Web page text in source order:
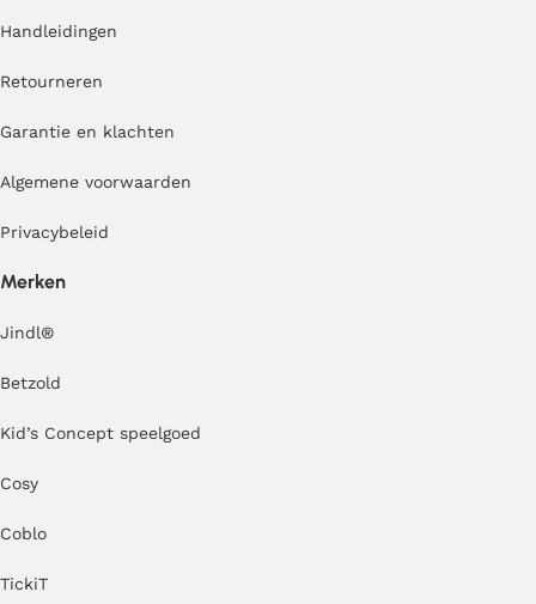
Handleidingen
Retourneren
Garantie en klachten
Algemene voorwaarden
Privacybeleid
Merken
Jindl®
Betzold
Kid’s Concept speelgoed
Cosy
Coblo
TickiT